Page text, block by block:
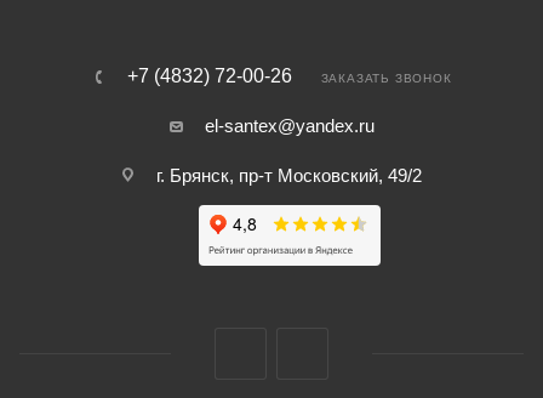
+7 (4832) 72-00-26 ЗАКАЗАТЬ ЗВОНОК
el-santex@yandex.ru
г. Брянск, пр-т Московский, 49/2